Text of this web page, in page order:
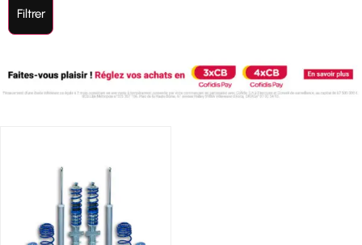
Filtrer